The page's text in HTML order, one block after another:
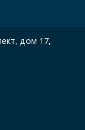
дом 17,